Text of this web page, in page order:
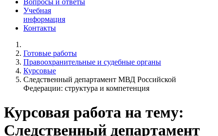
Вопросы и ответы
Учебная
информация
Контакты
Готовые работы
Правоохранительные и судебные органы
Курсовые
Следственный департамент МВД Российской
Федерации: структура и компетенция
Курсовая работа на тему:
Следственный департамент